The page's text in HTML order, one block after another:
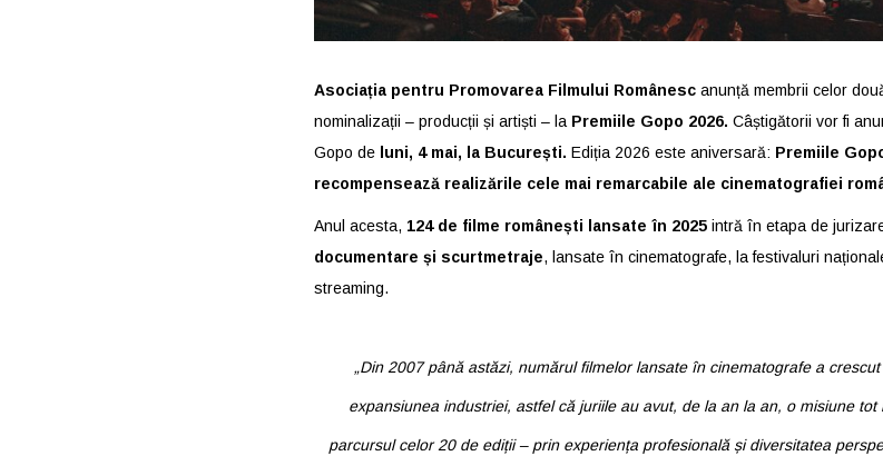
Asociația pentru Promovarea Filmului Românesc anunță membrii celor
nominalizații – producții și artiști – la Premiile Gopo 2026. Câștigătorii vor fi
Gopo de luni, 4 mai, la București. Ediția 2026 este aniversară: Premiile
recompensează realizările cele mai remarcabile ale cinematografiei
Anul acesta, 124 de filme românești lansate în 2025 intră în etapa de
documentare și scurtmetraje, lansate în cinematografe, la festivaluri
streaming.
„Din 2007 până astăzi, numărul filmelor lansate în cinematografe a
expansiunea industriei, astfel că juriile au avut, de la an la an, o misiune
parcursul celor 20 de ediții – prin experiența profesională și diversitatea